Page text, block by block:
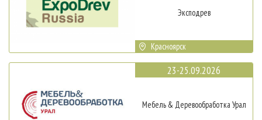
Эксподрев
Красноярск
23-25.09.2026
Мебель & Деревообработка Урал